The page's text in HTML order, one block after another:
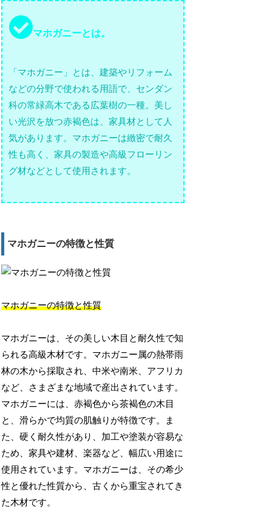
マホガニーとは。
「マホガニー」とは、建築やリフォーム
などの分野で使われる用語で、センダン
科の常緑高木である広葉樹の一種。美し
い光沢を放つ赤褐色は、家具材として人
気があります。マホガニーは緻密で耐久
性も高く、家具の製造や高級フローリン
グ材などとして使用されます。
マホガニーの特徴と性質
マホガニーの特徴と性質
マホガニーは、その美しい木目と耐久性で知
られる高級木材です。マホガニー属の熱帯雨
林の木から採取され、中米や南米、アフリカ
など、さまざまな地域で産出されています。
マホガニーには、赤褐色から茶褐色の木目
と、滑らかで均質の肌触りが特徴です。ま
た、硬く耐久性があり、加工や塗装が容易な
ため、家具や建材、楽器など、幅広い用途に
使用されています。マホガニーは、その希少
性と優れた性質から、古くから重宝されてき
た木材です。